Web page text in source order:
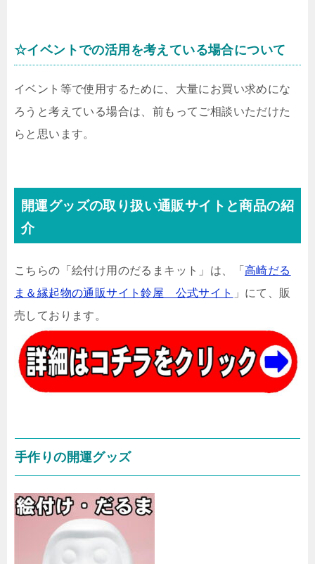
☆イベントでの活用を考えている場合について
イベント等で使用するために、大量にお買い求めにな
ろうと考えている場合は、前もってご相談いただけた
らと思います。
開運グッズの取り扱い通販サイトと商品の紹
介
こちらの「絵付け用のだるまキット」は、「 高崎だる
ま＆縁起物の通販サイト鈴屋 公式サイト
」にて、販
売しております。
手作りの開運グッズ